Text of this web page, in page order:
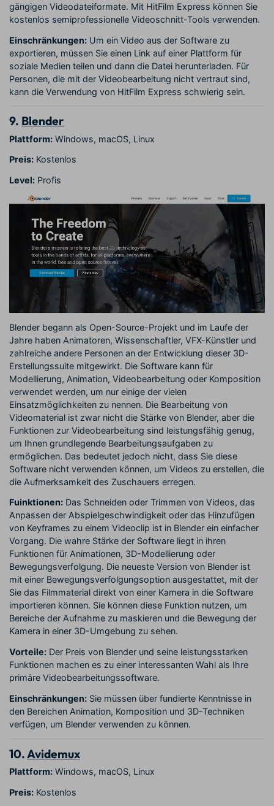
gängigen Videodateiformate. Mit HitFilm Express können Sie
kostenlos semiprofessionelle Videoschnitt-Tools verwenden.
Einschränkungen: Um ein Video aus der Software zu
exportieren, müssen Sie einen Link auf einer Plattform für
soziale Medien teilen und dann die Datei herunterladen. Für
Personen, die mit der Videobearbeitung nicht vertraut sind,
kann die Verwendung von HitFilm Express schwierig sein.
9. Blender
Plattform: Windows, macOS, Linux
Preis: Kostenlos
Level: Profis
Blender begann als Open-Source-Projekt und im Laufe der
Jahre haben Animatoren, Wissenschaftler, VFX-Künstler und
zahlreiche andere Personen an der Entwicklung dieser 3D-
Erstellungssuite mitgewirkt. Die Software kann für
Modellierung, Animation, Videobearbeitung oder Komposition
verwendet werden, um nur einige der vielen
Einsatzmöglichkeiten zu nennen. Die Bearbeitung von
Videomaterial ist zwar nicht die Stärke von Blender, aber die
Funktionen zur Videobearbeitung sind leistungsfähig genug,
um Ihnen grundlegende Bearbeitungsaufgaben zu
ermöglichen. Das bedeutet jedoch nicht, dass Sie diese
Software nicht verwenden können, um Videos zu erstellen, die
die Aufmerksamkeit des Zuschauers erregen.
Fuinktionen: Das Schneiden oder Trimmen von Videos, das
Anpassen der Abspielgeschwindigkeit oder das Hinzufügen
von Keyframes zu einem Videoclip ist in Blender ein einfacher
Vorgang. Die wahre Stärke der Software liegt in ihren
Funktionen für Animationen, 3D-Modellierung oder
Bewegungsverfolgung. Die neueste Version von Blender ist
mit einer Bewegungsverfolgungsoption ausgestattet, mit der
Sie das Filmmaterial direkt von einer Kamera in die Software
importieren können. Sie können diese Funktion nutzen, um
Bereiche der Aufnahme zu maskieren und die Bewegung der
Kamera in einer 3D-Umgebung zu sehen.
Vorteile: Der Preis von Blender und seine leistungsstarken
Funktionen machen es zu einer interessanten Wahl als Ihre
primäre Videobearbeitungssoftware.
Einschränkungen: Sie müssen über fundierte Kenntnisse in
den Bereichen Animation, Komposition und 3D-Techniken
verfügen, um Blender verwenden zu können.
10. Avidemux
Plattform: Windows, macOS, Linux
Preis: Kostenlos